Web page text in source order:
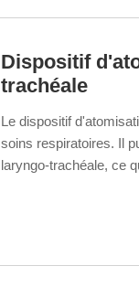
Dispositif
trachéale
Le dispositif
soins respiratoires. Il
laryngo-trachéale, ce